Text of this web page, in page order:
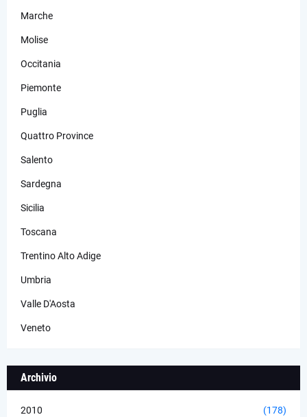
Marche
Molise
Occitania
Piemonte
Puglia
Quattro Province
Salento
Sardegna
Sicilia
Toscana
Trentino Alto Adige
Umbria
Valle D'Aosta
Veneto
Archivio
2010 (178)